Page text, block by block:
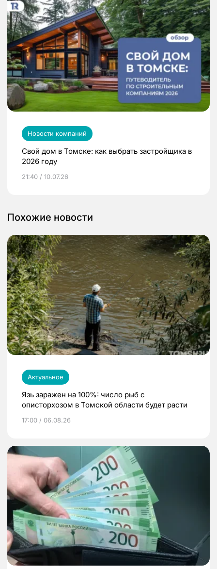
Новости компаний
Свой дом в Томске: как выбрать застройщика в
2026 году
21:40 / 10.07.26
Похожие новости
Актуальное
Язь заражен на 100%: число рыб с
описторхозом в Томской области будет расти
17:00 / 06.08.26